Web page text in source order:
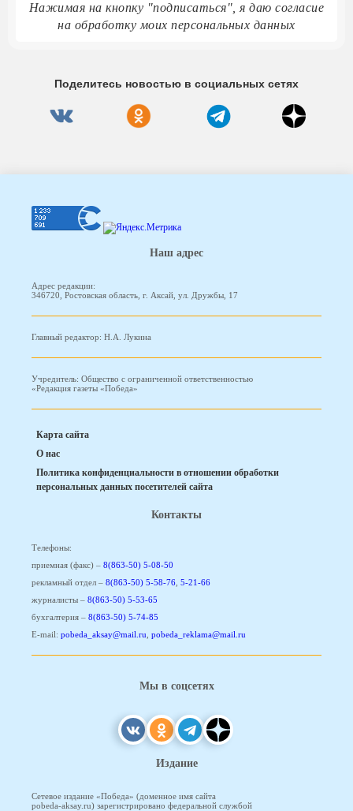
Нажимая на кнопку "подписаться", я даю согласие
на обработку моих персональных данных
Поделитесь новостью в социальных сетях
Наш адрес
Адрес редакции:
346720, Ростовская область, г. Аксай, ул. Дружбы, 17
Главный редактор: Н.А. Лукина
Учредитель: Общество с ограниченной ответственностью
«Редакция газеты «Победа»
Карта сайта
О нас
Политика конфиденциальности в отношении обработки
персональных данных посетителей сайта
Контакты
Телефоны:
приемная (факс) – 8(863-50) 5-08-50
рекламный отдел – 8(863-50) 5-58-76, 5-21-66
журналисты – 8(863-50) 5-53-65
бухгалтерия – 8(863-50) 5-74-85
E-mail: pobeda_aksay@mail.ru, pobeda_reklama@mail.ru
Мы в соцсетях
Издание
Сетевое издание «Победа» (доменное имя сайта
pobeda-aksay.ru) зарегистрировано федеральной службой